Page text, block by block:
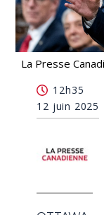
La Presse
projet de loi C-
12h35
12 juin 2025